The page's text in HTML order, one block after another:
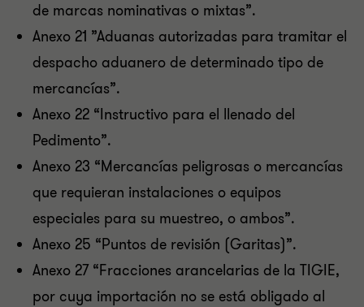
de marcas nominativas o mixtas”.
Anexo 21 ”Aduanas autorizadas para tramitar el
despacho aduanero de determinado tipo de
mercancías”.
Anexo 22 “Instructivo para el llenado del
Pedimento”.
Anexo 23 “Mercancías peligrosas o mercancías
que requieran instalaciones o equipos
especiales para su muestreo, o ambos”.
Anexo 25 “Puntos de revisión (Garitas)”.
Anexo 27 “Fracciones arancelarias de la TIGIE,
por cuya importación no se está obligado al